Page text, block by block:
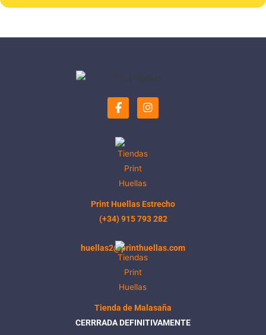
F
a
c
b
o
-
I
n
s
g
Print Huellas Estrecho
(+34) 915 793 282
huellas2@printhuellas.com
Tienda de Malasaña
CERRRADA DEFINITIVAMENTE